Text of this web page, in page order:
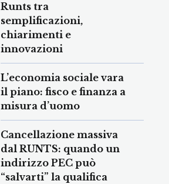
Runts tra
semplificazioni,
chiarimenti e
innovazioni
L’economia sociale vara
il piano: fisco e finanza a
misura d’uomo
Cancellazione massiva
dal RUNTS: quando un
indirizzo PEC può
“salvarti” la qualifica